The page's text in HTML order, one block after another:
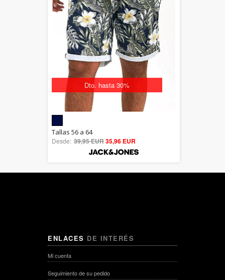
Dto. hasta 30%
out of 5
Tallas 56 a 64
Desde: 39,95 EUR35,96 EUR
ENLACES DE INTERÉS
Mi cuenta
Seguimiento de su pedido